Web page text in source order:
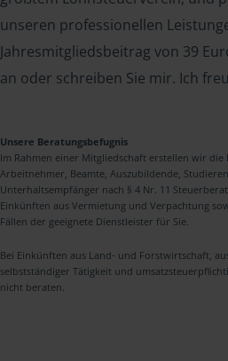
unseren professionellen
Jahresmitgliedsbeitrag von 39
an oder schreiben Sie mir. Ich
Unsere Beratungsbefugnis
Im Rahmen einer Mitgliedschaft erstellen wir
Arbeitnehmer, Beamte, Auszubildende,
Unterhaltsempfänger nach § 4 Nr. 11
Einkünften aus Vermietung und Verpachtung
Fällen der geeignete Dienstleister für Sie.
Bei Einkünften aus Land- und Forstwirtschaft,
selbstständiger Tätigkeit und
nicht beraten.